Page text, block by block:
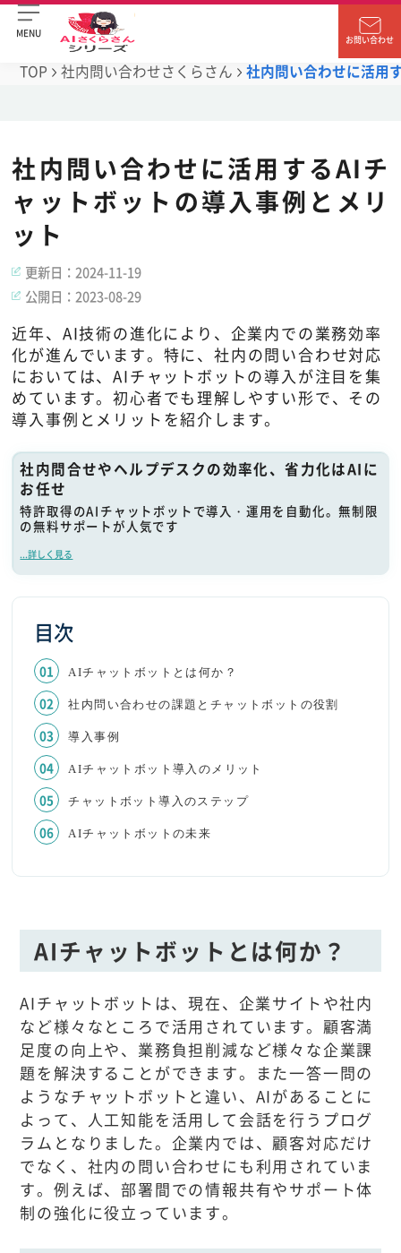
MENU
お問い合わせ
TOP 社内問い合わせさくらさん 社内問い合わせに活用
社内問い合わせに活用するAIチ
ャットボットの導入事例とメリ
ット
更新日：2024-11-19
公開日：2023-08-29
近年、AI技術の進化により、企業内での業務効率
化が進んでいます。特に、社内の問い合わせ対応
においては、AIチャットボットの導入が注目を集
めています。初心者でも理解しやすい形で、その
導入事例とメリットを紹介します。
社内問合せやヘルプデスクの効率化、省力化はAIに
お任せ
特許取得のAIチャットボットで導入・運用を自動化。無制限
の無料サポートが人気です
...詳しく見る
目次
AIチャットボットとは何か？
社内問い合わせの課題とチャットボットの役割
導入事例
AIチャットボット導入のメリット
チャットボット導入のステップ
AIチャットボットの未来
AIチャットボットとは何か？
AIチャットボットは、現在、企業サイトや社内
など様々なところで活用されています。顧客満
足度の向上や、業務負担削減など様々な企業課
題を解決することができます。また一答一問の
ようなチャットボットと違い、AIがあることに
よって、人工知能を活用して会話を行うプログ
ラムとなりました。企業内では、顧客対応だけ
でなく、社内の問い合わせにも利用されていま
す。例えば、部署間での情報共有やサポート体
制の強化に役立っています。